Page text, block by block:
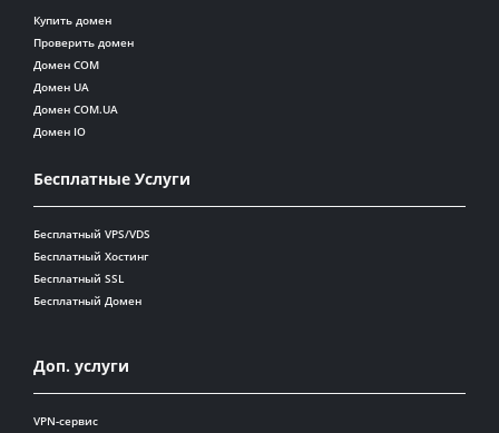
Купить домен
Проверить домен
Домен COM
Домен UA
Домен COM.UA
Домен IO
Бесплатные Услуги
Бесплатный VPS/VDS
Бесплатный Хостинг
Бесплатный SSL
Бесплатный Домен
Доп. услуги
VPN-сервис